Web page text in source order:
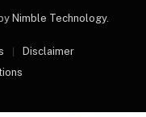
Nimble Technology.
Disclaimer